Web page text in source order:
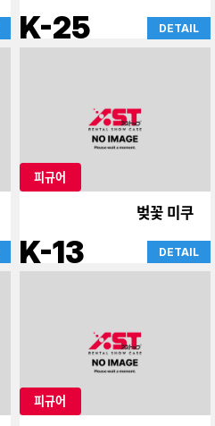
K-25 DETAIL
피규어
벚꽃 미쿠
K-13 DETAIL
피규어